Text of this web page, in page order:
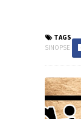
TAGS
SINOPSE